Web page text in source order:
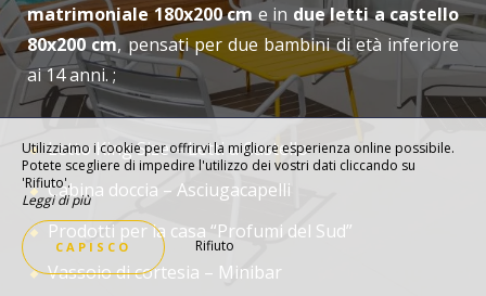
matrimoniale 180x200 cme in due letti a castello
80x200 cm, pensati per due bambini di età inferiore
ai 14 anni. ;
Letto King Size – Letti a Castello
Cabina doccia – Asciugacapelli
Prodotti per la casa “Profumi del Sud”
Vassoio di cortesia – Minibar
Utilizziamo i cookie per offrirvi la migliore esperienza online possibile.
Potete scegliere di impedire l'utilizzo dei vostri dati cliccando su
'Rifiuto'.
Leggi di più
CAPISCO Rifiuto